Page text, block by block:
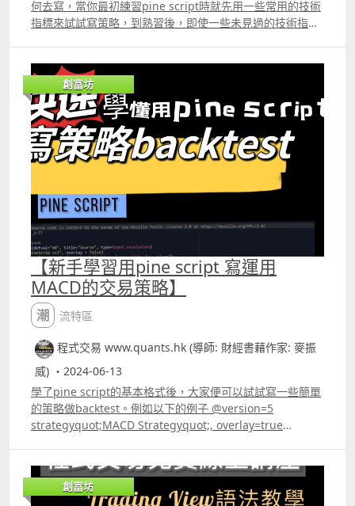
因為當日出現裂口高開，因而升穿了保歷加通道頂部，其後
股價重返保歷加通道之內便入市造淡，不過最後卻出現虧
損。 那若我們剔除因裂口高開而出現的入市造淡訊號又會怎
樣 但這種修改方法又很可能把原本能獲利的訊號也剔除的，
結果是交易表現可能更差。 筆者就建議可以試試與平均線配
合作修改，例如運用「Hull Moving Average，HMA」，這
是一種了特別重視最近價格變動的加權移動平均線，有點像
「Weighted Moving Average，WMA」，但HMA的滯後
情況會較WMA少。 我們試試加上一些新的條件，買入時必
需HMA比上一支陰陽燭的HMA為高，造淡時則必需HMA比
上一支陰陽燭的HMA為低。 以下便是修改後的版本，在主
圖上的紅線便是HMA。 @version=5 strategyquot;升穿
bollinger's band 改良版quot;, overlay=true,
margin_long=100, margin_short=100
sma20=ta.smaclose,20 mult=ta.stdevclose,20
upper=sma202mult lower=sma202mult
noposition=strategy.position_size==0 var bool traded
=false hmaValue=ta.hmaclose,10
buyCond=ta.crossoverclose,lower and closelt;sma20
shortCond=ta.crossunderclose,upper and
closegt;sma20 buycloseCond=ta.crossoverclose,sma20
shortcloseCond=ta.crossunderclose,sma20
buyCond2=hmaValuegt;hmaValue1
shortCond2=hmaValuelt;hmaValue1 if buyCond and
noposition and not traded and buyCond2
strategy.entryquot;BUYquot;,strategy.long traded=true
noposition and not traded and shortCond2
strategy.entryquot;SHORTquot;,strategy.short
initial_capital =1000,default_qty_type =
strategy.percent_of_equity,default_qty_value = 100
SN=input12 LP=input26 M=input9
ema1=ta.emaclose,SN ema2=ta.emaema1,SN
ema3=ta.emaclose,LP ema4=ta.emaema3,LP
ZerolagMACDLine=2ema1ema22ema3ema4
ema5=ta.emaZerolagMACDLine,M
ema6=ta.emaema5,M ZerolagSignalLine=2ema5ema6
Histogram=ZerolagMACDLineZerolagSignalLine var
bool traded =false
noposition=strategy.position_size==0
buyCond=ta.crossoverZerolagMACDLine,ZerolagSignal
Line if buyCond and not traded and noposition
strategy.entryquot;BUYquot;,strategy.long traded=true
if closeCond and not noposition
strategy.closequot;BUYquot; if
ta.changetimequot;Dquot;=0 traded=false
plotZerolagMACDLine,title=quot;MACDLinequot;,color=
color.yellow ,linewidth=2
plotZerolagSignalLine,title=quot;SignalLinequot;,color=
color.green,linewidth=2 plotHistogram,
color=color.black,
style=plot.style_histogram,linewidth=2 留意克體的部份
就是加上後令策略變成「每天只交易一次」。 先設定
traded為false，然後當買入後便設定為true，由於入市條
件加上了not traded，代表要traded 必需為false時才會入
市，這樣交易一次後就不會再交易，最後加上
ta.changetimequot;Dquot;=0，代表要轉為第二個交易
日，traded才會再轉變為false，然後第二日當
隔」、「要取那一個數據」。 「要取那一個symbol的資
Trading View畫面上顯示的數據，例如你圖表上是在看
AppleUSAAPL，若填上syminfo.tickerid就會最
AppleUSAAPL的數據。 但大家可能會覺得奇怪，為什麼要
多填一次，本身不就是想要Apple不同時間間隔的數據嗎 因
為request.security除了可以拿取不同時間間隔圖表的數據
外，也可以拿取不同symbol的數據，例如你想看蔚來
USNIO的走勢來炒TeslaUSTSLA，你在這個部份便不能再寫
上syminfo.tickerid，你要在主圖上開啟Tesla的圖表，然後
在request.security的 填上蔚來的symbol，那就可以寫到
看蔚來的數據炒Tesla的策略。 而「要什麼時間間隔」就很
簡單是要取什麼時間間隔的數據，若只寫數字就是代表多少
分鐘，例如quot;5quot;就代表5分鐘，quot;60quot;就代表
60分鐘，quot;Dquot;則代表日線圖的數據，quot;Wquot;
則代表周線圖的數據。 例如你本身的策略是運用1分鐘圖表
的，就在主圖表上開啟1分鐘圖，然後加上這句
dailyhigh=request.securitysyminfo.tickerid,quot;Dquot
;,high1 就可以拿到上一個交易日裏日線圖的最高價，
如你再寫dailyhighgt; dailyhigh1就代表你的策略中要求上
一個交易日的最高價比再上一日的最高價更高。 留意，本身
daiyhigh這個數據要自行設定是要取「上一個交易日」的最
高價，若在這個名稱再加上1，便是由上一個交易日開始再
倒數一個交易日。 最後是request.security的 內「要取那一
個數據」的部份，這部份不一定只能使用最高價、最低價、
開市價、收市價等的數據的，也可以是不同指標的數據，甚
至是你自行經過計算的答案。 假設你在主圖表上開啟一個1
分鐘圖表，你的策略也包括了MACD的運用，先用
macdLine,signalLine,_=ta.macdclose,12,26,9 定義了
何去寫，當你最初練習pine script時就先用一些常用的技術
指標來試試寫策略，到熟習後，即使一些未見過的技術指
內置指標是要加上「ta.」的，寫法如下
macdLine,signalLine,_=ta.macdclose,12,26,9 再要把
MACD的快線在圖表上顯示，就用plot這個功能，寫法如下
plotmacdLine,title=quot;MACDLINEquot;,color=color.re
d,linewidth=1 不過，有些指標可能並非內置的，又或即使
是內置，但你習慣了自行寫出來，假設大家不懂得什麼是
bollingerrsquo;s band，然後在網上找到它的公式就是通
道的頂部是20日平均線加上兩個標準差，而底部是20日平均
線減去兩個準差，那我們就可以自己寫出來。 例如平均線是
SMA，要寫出來就要加上「ta.」，先想一個名稱給你每個要
計算的答案，什麼名稱都可以，但名稱不可以用數字開頭。
例如你想叫平均線的名稱做SMA20，就用以下的寫法
sma20=ta.smaclose,20 然後又給標準差一個名稱，假設你
叫它為ST，那寫法如下 st=ta.stdevclose,20 然後再分別給
多通道的頂部及底部名稱，假設叫做upper及lower upper
= sma20 2st lower = sma20 ndash; 2st 寫法就是這樣簡
單，然後upper及lower就可以用作其他計算的部份，例如
你的入市策略是最高價升穿bollingerrsquo;s band 達5%，
那寫法如下 先給你的入市條件一個名稱，假設名為
buyCondition，也給upper高5%的情況一個名稱，假設是
upperhigh uppperhigh=upper1.05
buyCondition=ta.crossoverhigh,upperhigh 此外，其他
先給它們一個名稱，例如你想叫它們做rs及atrValue，寫法
如下 rs=ta.rsiclose,14 atrValue=atr14 其他有些主要常用
的技術指標也要自行計算的，如Stochastic，寫法如下
創富坊
【新手學習用pine script 寫運用
MACD的交易策略】
潮流特區
程式交易 www.quants.hk (導師: 財經書藉作家: 麥振
威) ・2024-06-13
學了pine script的基本格式後，大家便可以試試寫一些簡單
的策略做backtest。例如以下的例子 @version=5
strategyquot;MACD Strategyquot;, overlay=true
ta.emaclose, slowlength aMACD = ta.emaMACD,
MACDLength delta = MACD aMACD if
創富坊